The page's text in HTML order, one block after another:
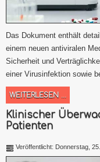
Das Dokument enthält
einem neuen antiviralen
Sicherheit und
einer Virusinfektion sowie
WEITERLESEN ...
Klinischer
Patienten
Veröffentlicht: Donnerstag,